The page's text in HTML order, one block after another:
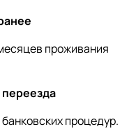
проживания
процедур.